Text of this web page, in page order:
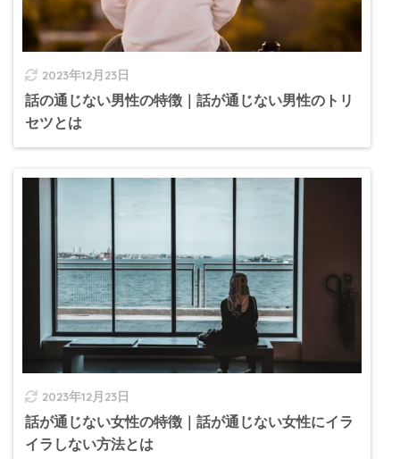
2023年12月23日
話の通じない男性の特徴｜話が通じない男性のトリ
セツとは
2023年12月23日
話が通じない女性の特徴｜話が通じない女性にイラ
イラしない方法とは